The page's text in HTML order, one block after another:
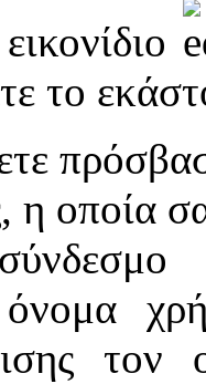
το
η οποία
όνομα
τον